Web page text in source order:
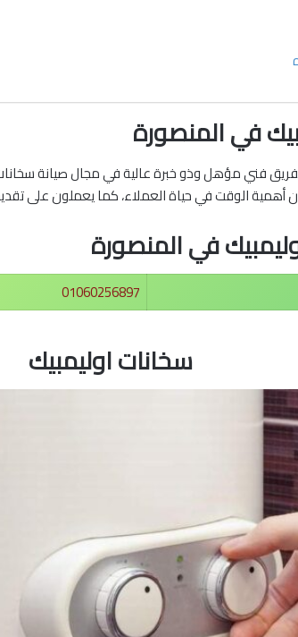
في المنصورة
فني مؤهل وذو خبرة عالية في مجال صيانة
أهمية الوقت في حياة العملاء، كما يعملون
في المنصورة
01060256897
سخانات اوليمبيك